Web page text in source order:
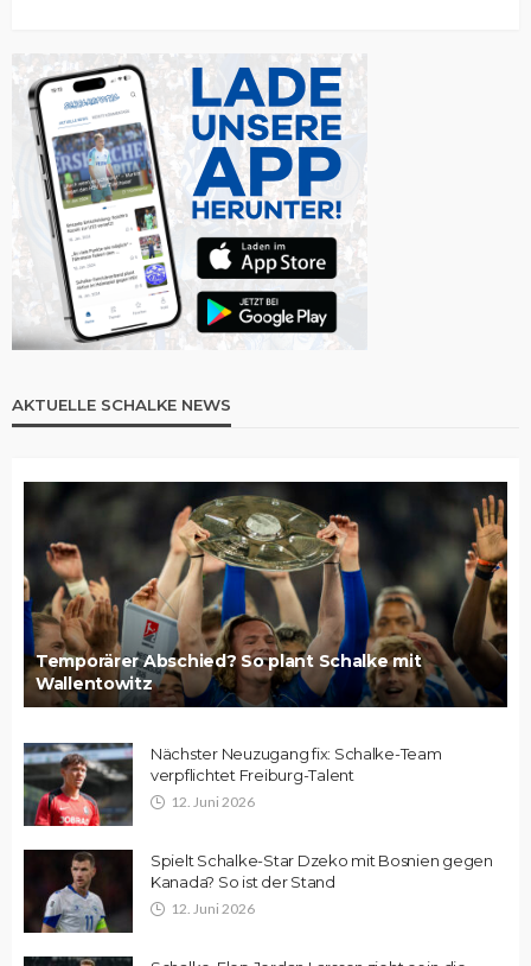
AKTUELLE SCHALKE NEWS
Temporärer Abschied? So plant Schalke mit
Wallentowitz
Nächster Neuzugang fix: Schalke-Team
verpflichtet Freiburg-Talent
12. Juni 2026
Spielt Schalke-Star Dzeko mit Bosnien gegen
Kanada? So ist der Stand
12. Juni 2026